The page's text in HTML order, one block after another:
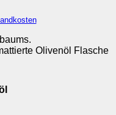
Olivenöl Flasche